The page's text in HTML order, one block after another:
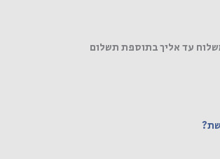
עד אליך בתוספת תשלום